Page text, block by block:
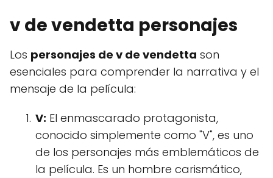
v de vendetta personajes
Los personajes de v de vendetta son
esenciales para comprender la narrativa y el
mensaje de la película:
V: El enmascarado protagonista,
conocido simplemente como "V", es uno
de los personajes más emblemáticos de
la película. Es un hombre carismático,